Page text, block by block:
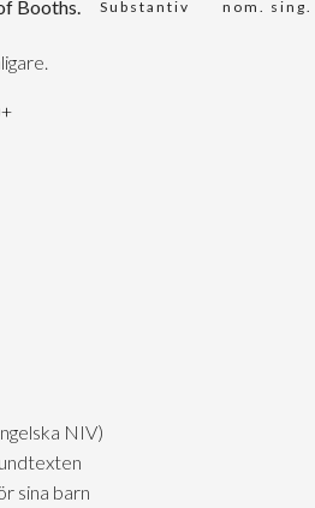
Booths. Substantiv nom. sing.
NIV)
sina barn